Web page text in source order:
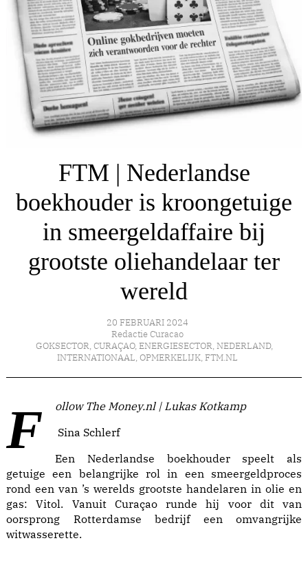
FTM | Nederlandse
boekhouder is kroongetuige
in smeergeldaffaire bij
grootste oliehandelaar ter
wereld
20 FEBRUARI 2024
Redactie Curacao
GOKSECTOR, CURAÇAO, ENERGIESECTOR, NEDERLAND,
INTERNATIONAAL, OPMERKELIJK, FTM.NL
Follow The Money.nl | Lukas Kotkamp
Sina Schlerf
Een Nederlandse boekhouder speelt als
getuige een belangrijke rol in een smeergeldproces
rond een van ’s werelds grootste handelaren in olie en
gas: Vitol. Vanuit Curaçao runde hij voor dit van
oorsprong Rotterdamse bedrijf een omvangrijke
witwasserette.